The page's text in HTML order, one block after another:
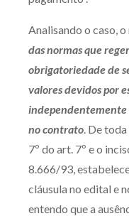
Av.
Batel
Analisando o caso,
das normas que
obrigatoriedade de
valores devidos por
independentemente
no contrato. De toda
7º do art. 7º e o
8.666/93,
cláusula no edital e
entendo que a